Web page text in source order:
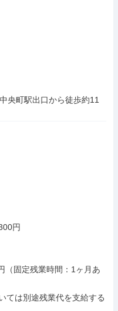
央町駅出口から徒歩約11
円
（固定残業時間：1ヶ月あ
ては別途残業代を支給する